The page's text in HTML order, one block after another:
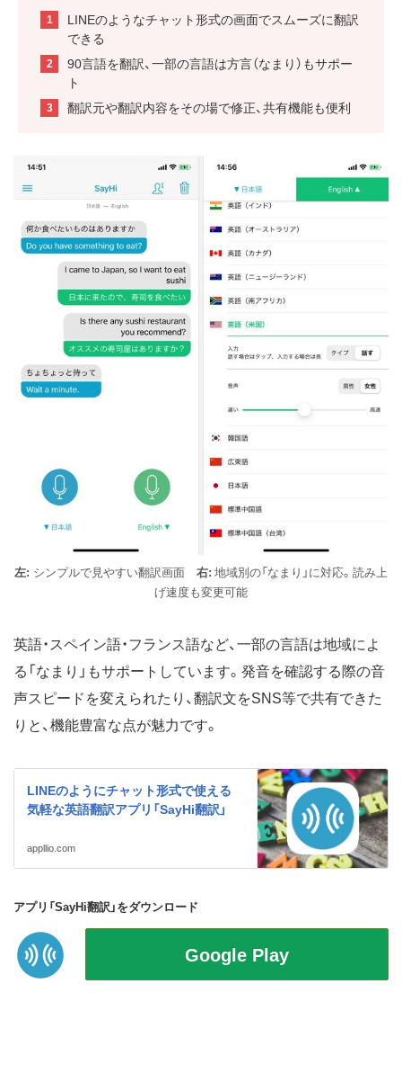
LINEのようなチャット形式の画面でスムーズに翻訳
できる
90言語を翻訳、一部の言語は方言（なまり）もサポー
ト
翻訳元や翻訳内容をその場で修正、共有機能も便利
左: シンプルで見やすい翻訳画面 右: 地域別の「なまり」に対応。読み上
げ速度も変更可能
英語・スペイン語・フランス語など、一部の言語は地域によ
る「なまり」もサポートしています。発音を確認する際の音
声スピードを変えられたり、翻訳文をSNS等で共有できた
りと、機能豊富な点が魅力です。
LINEのようにチャット形式で使える
気軽な英語翻訳アプリ「SayHi翻訳」
appllio.com
アプリ「SayHi翻訳」をダウンロード